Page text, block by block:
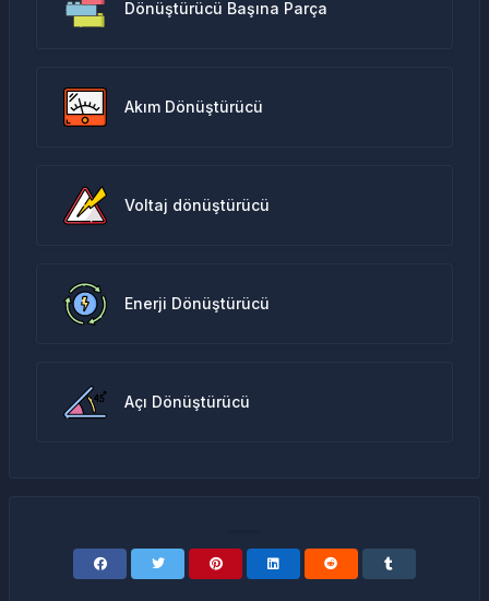
Dönüştürücü Başına Parça
Akım Dönüştürücü
Voltaj dönüştürücü
Enerji Dönüştürücü
Açı Dönüştürücü